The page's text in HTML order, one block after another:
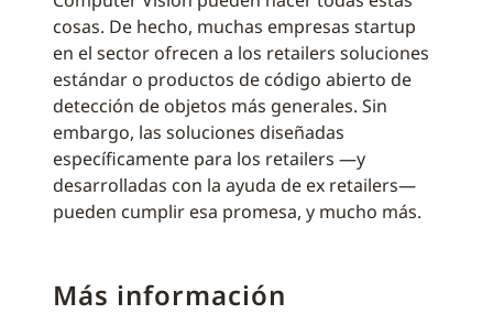
cosas. De hecho, muchas empresas startup
en el sector ofrecen a los retailers soluciones
estándar o productos de código abierto de
detección de objetos más generales. Sin
embargo, las soluciones diseñadas
específicamente para los retailers —y
desarrolladas con la ayuda de ex retailers—
pueden cumplir esa promesa, y mucho más.
Más información